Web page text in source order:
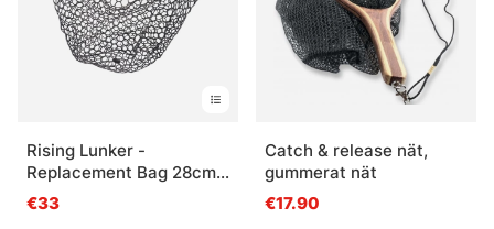
Rising Lunker -
Replacement Bag 28cm
deep
€33
Catch & release nät,
gummerat nät
€17.90